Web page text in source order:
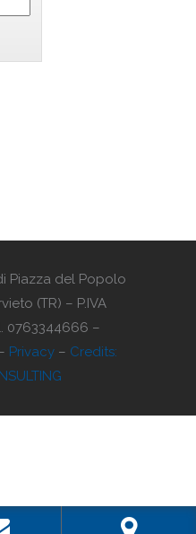
Piazza del Popolo
(TR) – P.IVA
0763344666 –
Privacy – Credits: